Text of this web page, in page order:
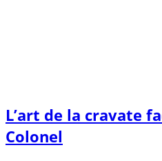
L’art de la cravate
Colonel